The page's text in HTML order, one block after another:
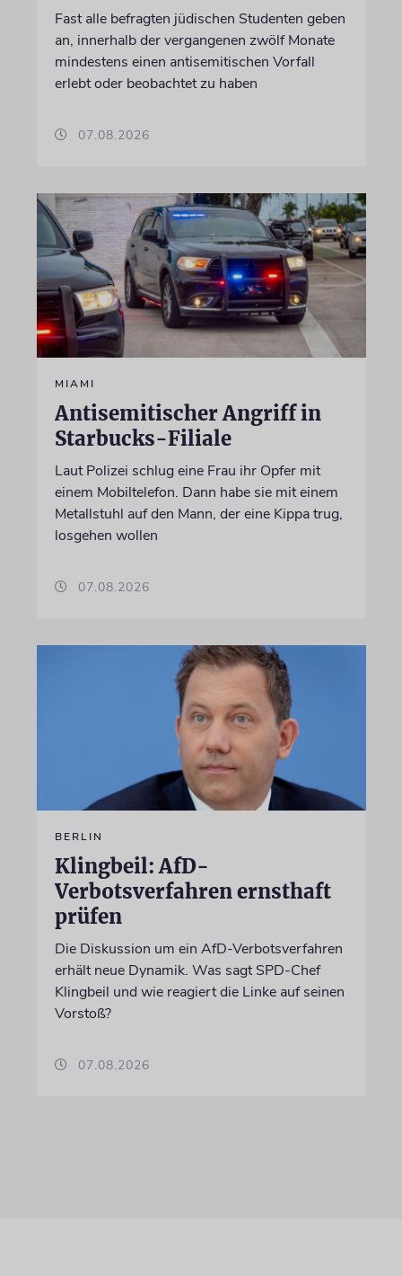
Fast alle befragten jüdischen Studenten geben
an, innerhalb der vergangenen zwölf Monate
mindestens einen antisemitischen Vorfall
erlebt oder beobachtet zu haben
07.08.2026
MIAMI
Antisemitischer Angriff in
Starbucks-Filiale
Laut Polizei schlug eine Frau ihr Opfer mit
einem Mobiltelefon. Dann habe sie mit einem
Metallstuhl auf den Mann, der eine Kippa trug,
losgehen wollen
07.08.2026
BERLIN
Klingbeil: AfD-
Verbotsverfahren ernsthaft
prüfen
Die Diskussion um ein AfD-Verbotsverfahren
erhält neue Dynamik. Was sagt SPD-Chef
Klingbeil und wie reagiert die Linke auf seinen
Vorstoß?
07.08.2026